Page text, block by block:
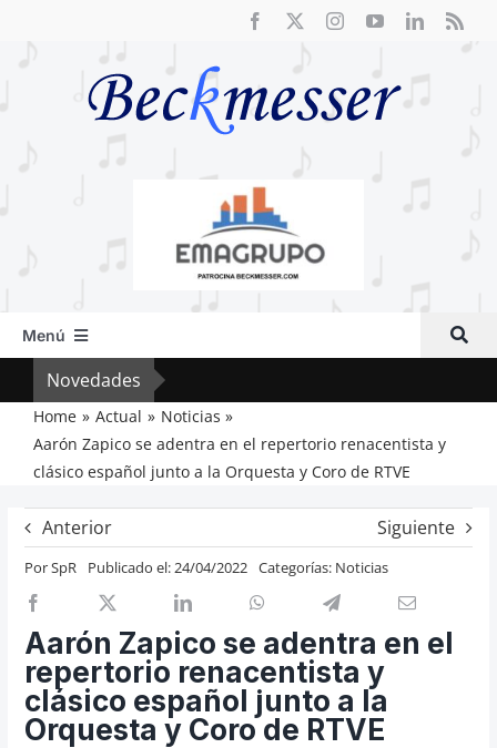
Menú
Inicio
Actual
Artículos
Previos de ópera
Entrevistas
Recomendación
Cosas de Beckmesser
Nosotros y privacidad
Buscar:
Novedades
Home Actual
Noticias
Aarón Zapico se adentra en el repertorio renacentista y
clásico español junto a la Orquesta y Coro de RTVE
Anterior Siguiente
PorSpR Publicado el: 24/04/2022 Categorías: Noticias
Aarón Zapico se adentra en el
repertorio renacentista y
clásico español junto a la
Orquesta y Coro de RTVE